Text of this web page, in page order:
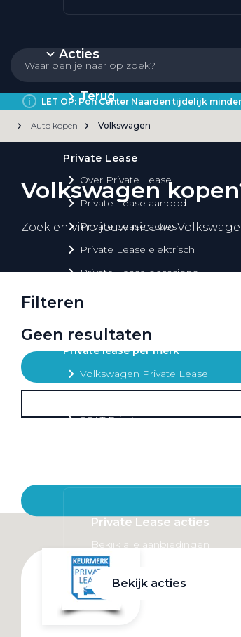
Acties
Terug
Private Lease
Over Private Lease
Private Lease aanbod
Private Lease acties
Private Lease elektrisch
Private Lease occasions
Private lease per merk
Volkswagen Private Lease
SEAT Private Lease
Private Lease acties
Bekijk alle aanbiedingen
Bekijk acties
LET OP: Pon Center Naarden tijdelijk
Auto kopen Volkswagen
Volkswagen
Zoek en vind jouw nieuwe
Filteren
Geen resultaten